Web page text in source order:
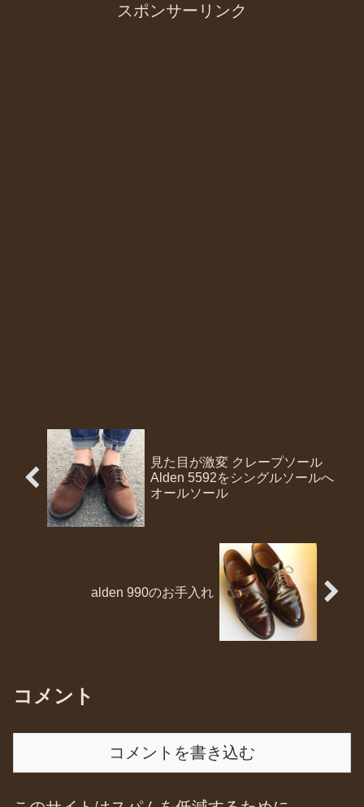
スポンサーリンク
見た目が激変 クレープソール
Alden 5592をシングルソールへ
オールソール
alden 990のお手入れ
コメント
コメントを書き込む